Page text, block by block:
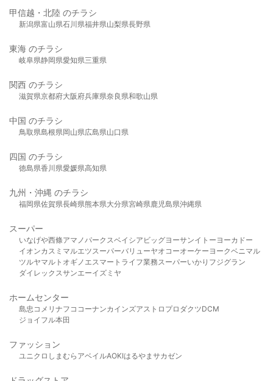
甲信越・北陸 のチラシ
新潟県富山県石川県福井県山梨県長野県
東海 のチラシ
岐阜県静岡県愛知県三重県
関西 のチラシ
滋賀県京都府大阪府兵庫県奈良県和歌山県
中国 のチラシ
鳥取県島根県岡山県広島県山口県
四国 のチラシ
徳島県香川県愛媛県高知県
九州・沖縄 のチラシ
福岡県佐賀県長崎県熊本県大分県宮崎県鹿児島県沖縄県
スーパー
いなげや西條アマノパークスベイシア ビッグヨーサンイトーヨーカドー
イオンカスミ マルエツスーパーバリューヤオコーオーケー ヨークベニマル
ツルヤマルト オギノ エスマート ライフ業務スーパーいかり フジグラン
ダイレックスサンエーイズミヤ
ホームセンター
島忠 コメリ ナフコ コーナンカインズアストロプロダクツDCM
ジョイフル本田
ファッション
ユニクロ しまむら アベイルAOKIはるやま サカゼン